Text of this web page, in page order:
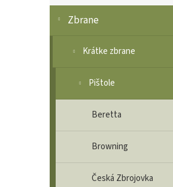
ý
a
Zbrane
Krátke zbrane
Pištole
Beretta
Browning
Česká Zbrojovka